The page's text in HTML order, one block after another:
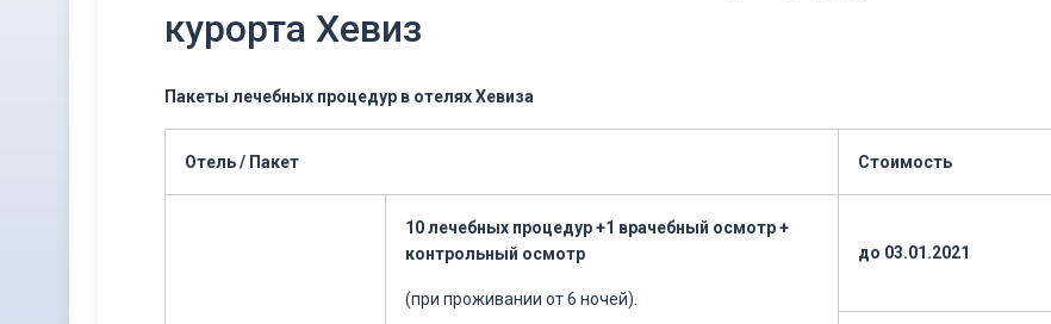
курорта Хевиз
Пакеты лечебных процедур в отелях Хевиза
Отель / Пакет Стоимость
10 лечебных процедур +1 врачебный осмотр +
контрольный осмотр
(при проживании от 6 ночей).
до 03.01.2021